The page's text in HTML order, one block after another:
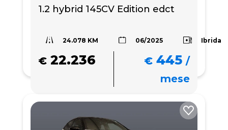
1.2 hybrid 145CV Edition edct
24.078 KM 06/2025 Ibrida
€ 22.236 € 445 /
mese